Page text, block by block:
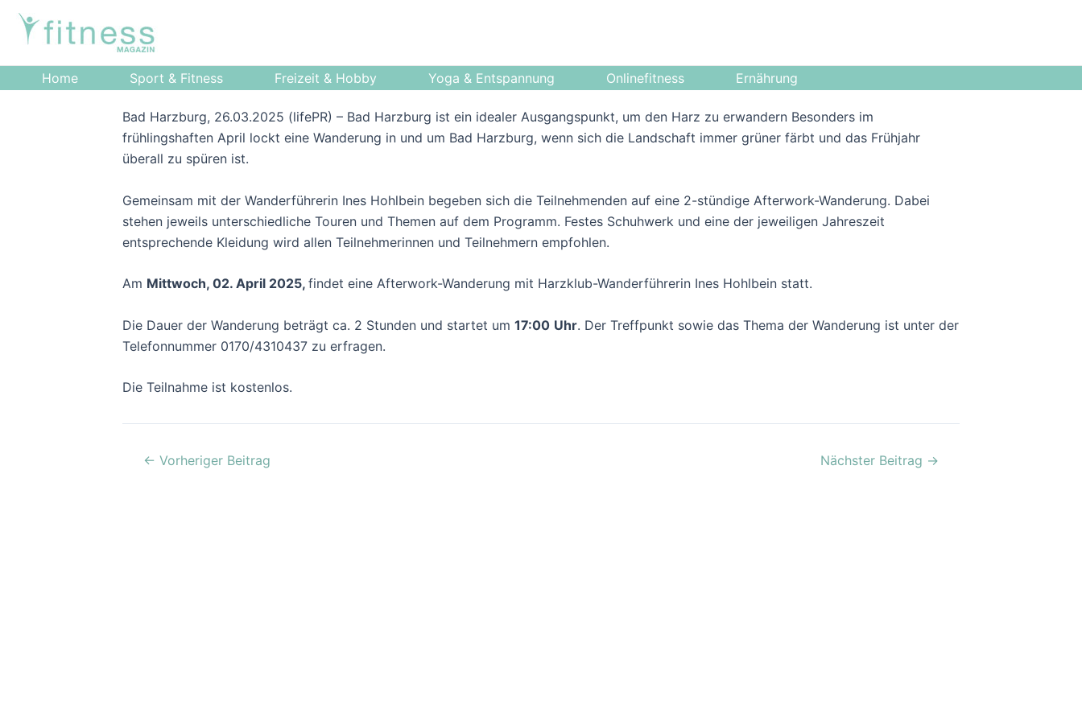
Zum
Inhalt
Home
Sport & Fitness Freizeit & Hobby Yoga & Entspannung Onlinefitness Ernährung
Bad Harzburg, 26.03.2025 (lifePR) – Bad Harzburg ist ein idealer Ausgangspunkt, um den Harz zu erwandern Besonders im
frühlingshaften April lockt eine Wanderung in und um Bad Harzburg, wenn sich die Landschaft immer grüner färbt und das Frühjahr
überall zu spüren ist.
Gemeinsam mit der Wanderführerin Ines Hohlbein begeben sich die Teilnehmenden auf eine 2-stündige Afterwork-Wanderung. Dabei
stehen jeweils unterschiedliche Touren und Themen auf dem Programm. Festes Schuhwerk und eine der jeweiligen Jahreszeit
entsprechende Kleidung wird allen Teilnehmerinnen und Teilnehmern empfohlen.
Am Mittwoch, 02. April 2025, findet eine Afterwork-Wanderung mit Harzklub-Wanderführerin Ines Hohlbein statt.
Die Dauer der Wanderung beträgt ca. 2 Stunden und startet um 17:00 Uhr. Der Treffpunkt sowie das Thema der Wanderung ist unter der
Telefonnummer 0170/4310437 zu erfragen.
Die Teilnahme ist kostenlos.
navigation
← Vorheriger Beitrag Nächster Beitrag →